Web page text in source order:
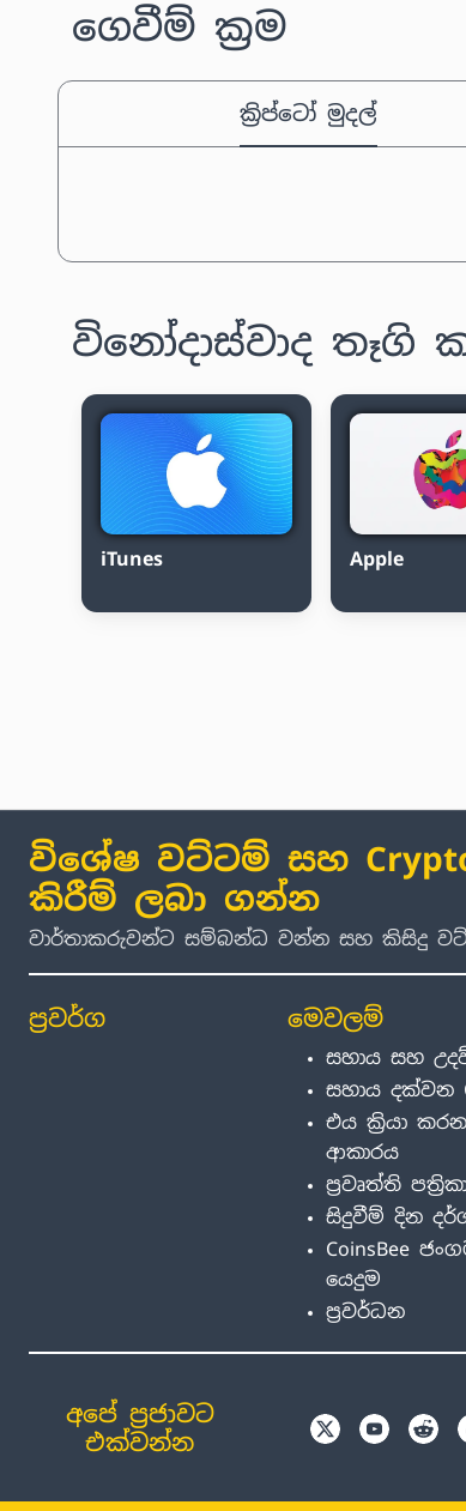
ගෙවීම් ක්‍රම
ක්‍රිප්ටෝ මුදල්
විනෝදාස්වාද
iTunes Apple
විශේෂ වට්ටම් සහ
කිරීම් ලබා ගන්න
වාර්තාකරුවන්ට සම්බන්ධ වන්න සහ කිසිදු
ප්‍රවර්ග මෙවලම්
සහාය සහ
සහාය දක්වන
එය ක්‍රියා කරන
ආකාරය
ප්‍රවෘත්ති
සිදුවීම් දින
CoinsBee
යෙදුම
ප්‍රවර්ධන
අපේ ප්‍රජාවට
එක්වන්න